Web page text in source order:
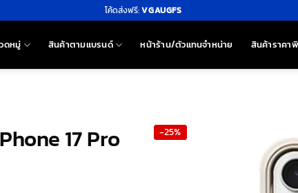
โค้ดส่งฟรี:VGAUGFS
ดหมู่ สินค้าตามแบรนด์ หน้าร้าน/ตัวแทนจำหน่าย สินค้าราคา
17 Pro
-25%